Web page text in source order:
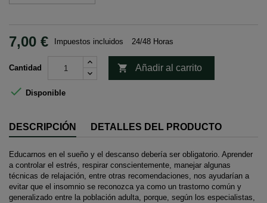
7,00 € Impuestos incluidos 24/48 Horas
Cantidad  Añadir al carrito
 Disponible
DESCRIPCIÓN DETALLES DEL PRODUCTO
Educarnos en el sueño y el descanso debería ser obligatorio. Aprender
a controlar el estrés, respirar conscientemente, manejar algunas
técnicas de relajación, entre otras recomendaciones, nos ayudarían a
evitar que el insomnio se reconozca ya como un trastorno común y
generalizado entre la población adulta, porque, según los especialistas,